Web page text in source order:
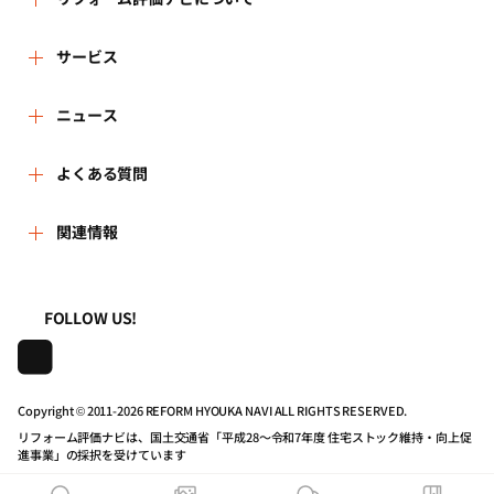
リフォーム評価ナビとは
運営体制
はじめての方へ
事務局へのお問い合せ
地域の相談窓口のみなさまへ
リフォーム会社一覧
住宅関連機関リンク集
サービス
リフォーム会社を探す
リフォーム事例を見る
リフォームを相談する
動画で学べるリフォームの基礎知識
マイページの活用
ニュース
新着情報
講習会・セミナー
よくある質問
よくある質問
動作推奨環境について
公式バナーのダウンロード
関連情報
株式会社日本建築住宅センター
FOLLOW US!
Copyright © 2011-2026 REFORM HYOUKA NAVI ALL RIGHTS RESERVED.
リフォーム評価ナビは、国土交通省「平成28～令和7年度 住宅ストック維持・向上促
進事業」の採択を受けています